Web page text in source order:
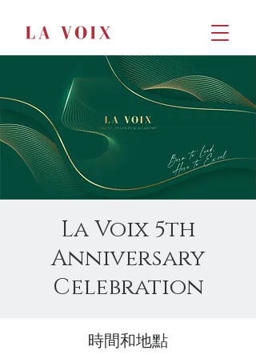
La Voix 5th
Anniversary
Celebration
時間和地點